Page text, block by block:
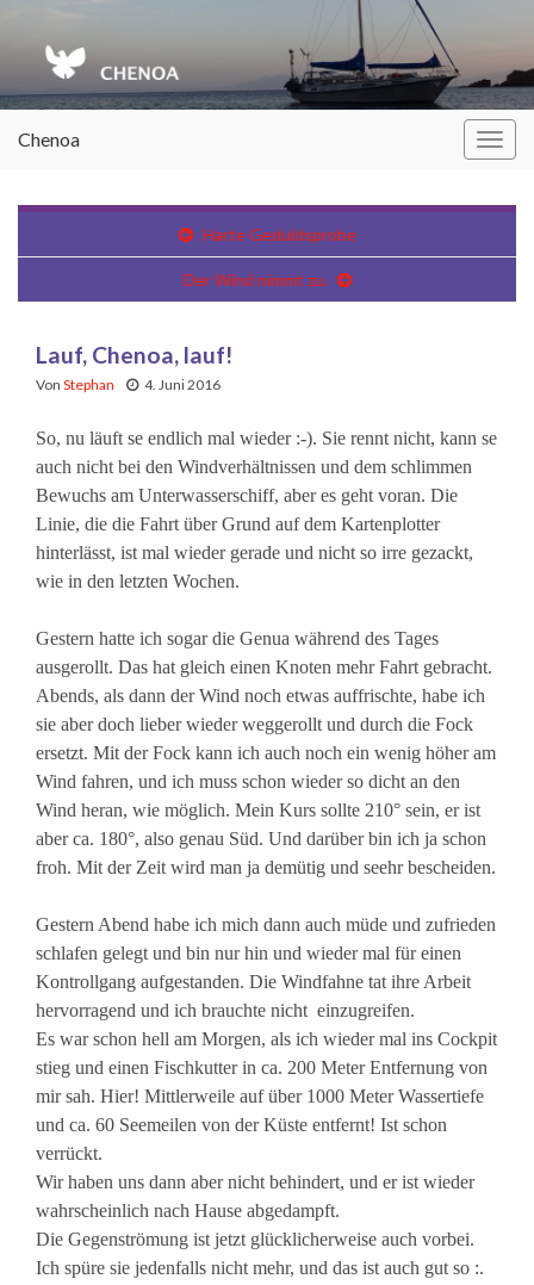
Chenoa
Harte Geduldsprobe
Der Wind nimmt zu.
Lauf, Chenoa, lauf!
Von Stephan 4. Juni 2016
So, nu läuft se endlich mal wieder :-). Sie rennt nicht, kann se
auch nicht bei den Windverhältnissen und dem schlimmen
Bewuchs am Unterwasserschiff, aber es geht voran. Die
Linie, die die Fahrt über Grund auf dem Kartenplotter
hinterlässt, ist mal wieder gerade und nicht so irre gezackt,
wie in den letzten Wochen.
Gestern hatte ich sogar die Genua während des Tages
ausgerollt. Das hat gleich einen Knoten mehr Fahrt gebracht.
Abends, als dann der Wind noch etwas auffrischte, habe ich
sie aber doch lieber wieder weggerollt und durch die Fock
ersetzt. Mit der Fock kann ich auch noch ein wenig höher am
Wind fahren, und ich muss schon wieder so dicht an den
Wind heran, wie möglich. Mein Kurs sollte 210° sein, er ist
aber ca. 180°, also genau Süd. Und darüber bin ich ja schon
froh. Mit der Zeit wird man ja demütig und seehr bescheiden.
Gestern Abend habe ich mich dann auch müde und zufrieden
schlafen gelegt und bin nur hin und wieder mal für einen
Kontrollgang aufgestanden. Die Windfahne tat ihre Arbeit
hervorragend und ich brauchte nicht einzugreifen.
Es war schon hell am Morgen, als ich wieder mal ins Cockpit
stieg und einen Fischkutter in ca. 200 Meter Entfernung von
mir sah. Hier! Mittlerweile auf über 1000 Meter Wassertiefe
und ca. 60 Seemeilen von der Küste entfernt! Ist schon
verrückt.
Wir haben uns dann aber nicht behindert, und er ist wieder
wahrscheinlich nach Hause abgedampft.
Die Gegenströmung ist jetzt glücklicherweise auch vorbei.
Ich spüre sie jedenfalls nicht mehr, und das ist auch gut so :.